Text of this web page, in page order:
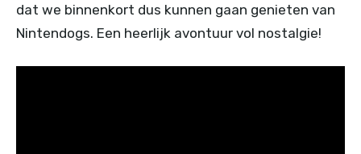
dat we binnenkort dus kunnen gaan genieten van
Nintendogs. Een heerlijk avontuur vol nostalgie!